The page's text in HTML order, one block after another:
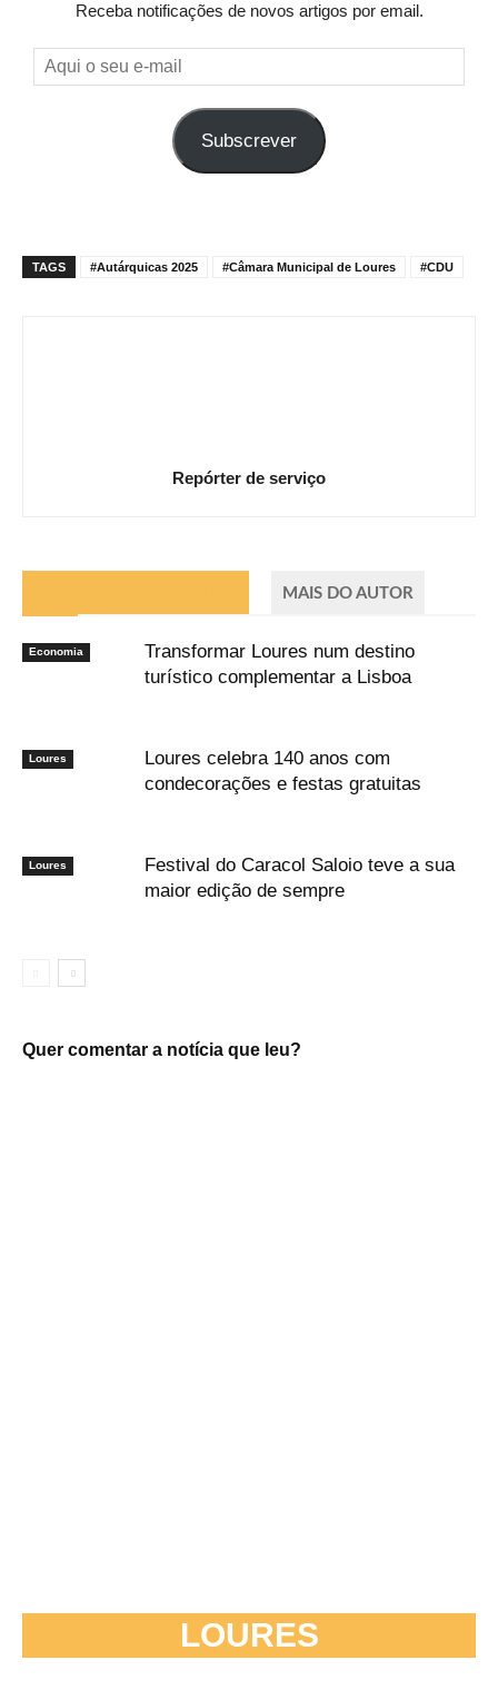
Receba notificações de novos artigos por email.
Aqui
o
Subscrever
TAGS #Autárquicas 2025 #Câmara Municipal de Loures #CDU
Repórter de serviço
MAIS DO AUTOR
Economia
Transformar Loures num destino
turístico complementar a Lisboa
Loures
Loures celebra 140 anos com
condecorações e festas gratuitas
Loures
Festival do Caracol Saloio teve a sua
maior edição de sempre
Quer comentar a notícia que leu?
LOURES